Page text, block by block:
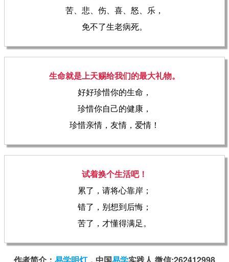
苦、悲、伤、喜、怒、乐，
免不了生老病死。
生命就是上天赐给我们的最大礼物。
好好珍惜你的生命，
珍惜你自己的健康，
珍惜亲情，友情，爱情！
试着换个生活吧！
累了，请将心靠岸；
错了，别想到后悔；
苦了，才懂得满足。
作者简介： 易学明灯，中国易学实践人 微信:262412998